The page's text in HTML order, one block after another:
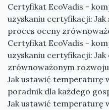
Certyfikat EcoVadis -
uzyskaniu certyfikacji:
proces oceny
Certyfikat EcoVadis -
uzyskaniu certyfikacji: Jak
zrównoważonym
Jak ustawić temperaturę
poradnik dla każdego
Jak ustawić temperaturę